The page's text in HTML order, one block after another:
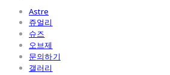
Astre
쥬얼리
슈즈
오브제
문의하기
갤러리